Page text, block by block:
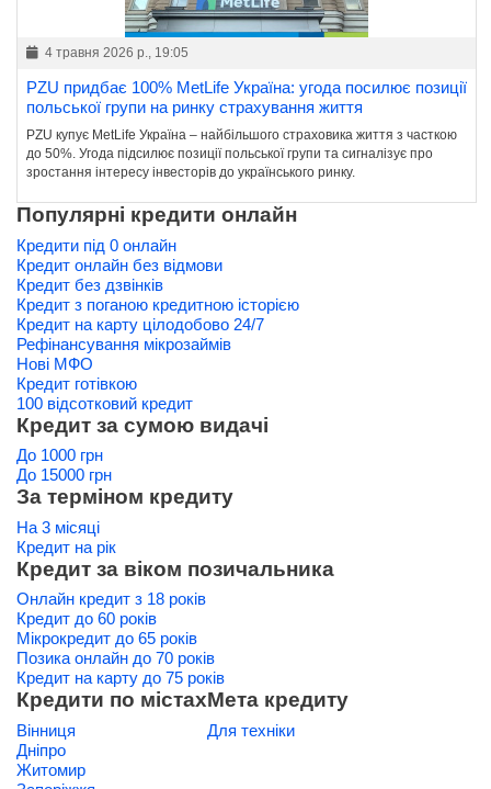
4 травня 2026 р., 19:05
PZU придбає 100% MetLife Україна: угода посилює позиції
польської групи на ринку страхування життя
PZU купує MetLife Україна – найбільшого страховика життя з часткою
до 50%. Угода підсилює позиції польської групи та сигналізує про
зростання інтересу інвесторів до українського ринку.
Популярні кредити онлайн
Кредити під 0 онлайн
Кредит онлайн без відмови
Кредит без дзвінків
Кредит з поганою кредитною історією
Кредит на карту цілодобово 24/7
Рефінансування мікрозаймів
Нові МФО
Кредит готівкою
100 відсотковий кредит
Кредит за сумою видачі
До 1000 грн
До 15000 грн
За терміном кредиту
На 3 місяці
Кредит на рік
Кредит за віком позичальника
Онлайн кредит з 18 років
Кредит до 60 років
Мікрокредит до 65 років
Позика онлайн до 70 років
Кредит на карту до 75 років
Кредити по містах
Вінниця
Дніпро
Житомир
Мета кредиту
Для техніки